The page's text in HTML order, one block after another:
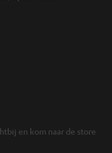
en kom naar de store